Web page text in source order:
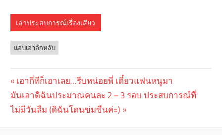
เล่าประสบการณ์เรื่องเสียว
แอบเอาลักหลับ
Post
navigation
Previous
Post:
เอากี่ทีก็เอาเลย…รีบหน่อยพี่ เดี๋ยวแฟนหนูมา
Next
Post:
มันเอาดิฉันประมาณคนละ 2 – 3 รอบ ประสบการณ์ที่
ไม่มีวันลืม (ดิฉันโดนข่มขืนค่ะ)